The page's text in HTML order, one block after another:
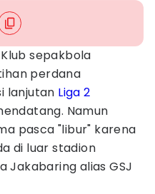
Klub sepakbola
perdana
lanjutan Liga 2
Namun
pasca "libur" karena
di luar stadion
Jakabaring alias GSJ